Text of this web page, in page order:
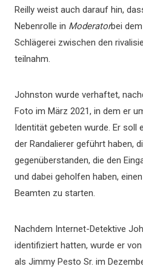
Reilly weist auch darauf hin,
Nebenrolle in Moderatorbei
Schlägerei zwischen den
teilnahm.
Johnston wurde verhaftet,
Foto im März 2021, in dem er
Identität gebeten wurde. Er soll
der Randalierer geführt haben,
gegenüberstanden, die den
und dabei geholfen haben,
Beamten zu starten.
Nachdem Internet-Detektive
identifiziert hatten, wurde er
als Jimmy Pesto Sr. im